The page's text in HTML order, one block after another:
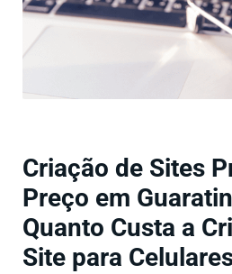
Criação de Sites
Preço em
Quanto Custa a
Site para